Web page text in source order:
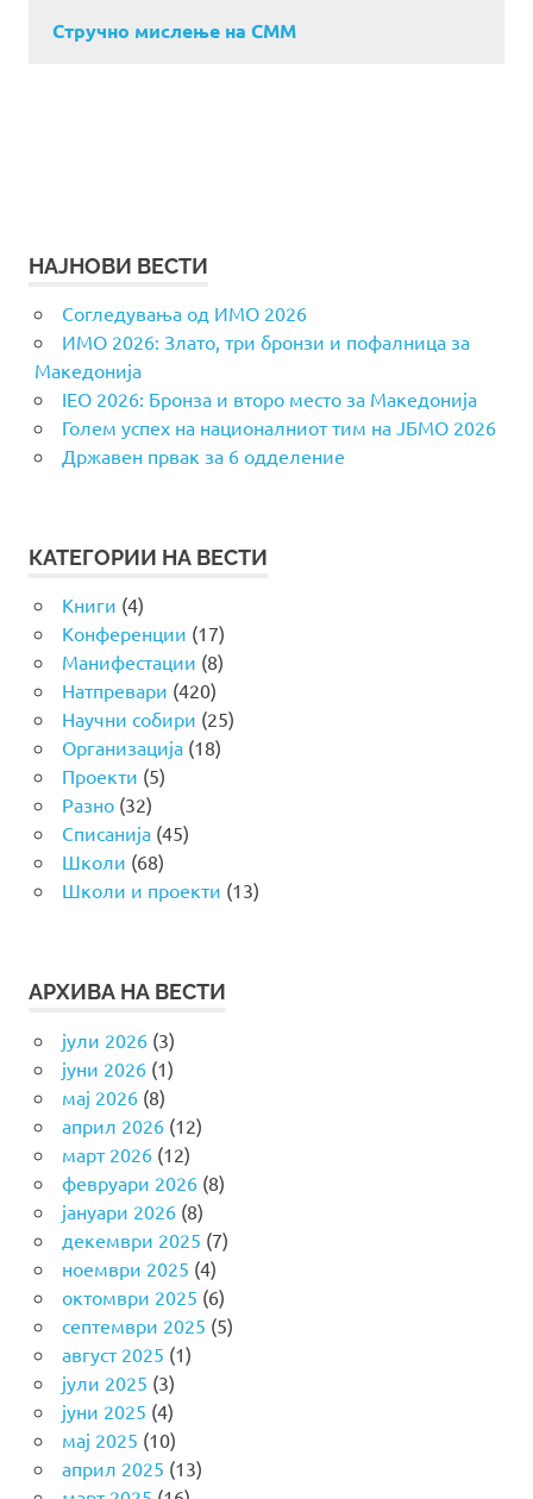
Стручно мислење на СММ
НАЈНОВИ ВЕСТИ
Согледувања од ИМО 2026
ИМО 2026: Злато, три бронзи и пофалница за
Македонија
IEO 2026: Бронза и второ место за Македонија
Голем успех на националниот тим на ЈБМО 2026
Државен првак за 6 одделение
КАТЕГОРИИ НА ВЕСТИ
Книги (4)
Конференции (17)
Манифестации (8)
Натпревари (420)
Научни собири (25)
Организација(18)
Проекти (5)
Разно(32)
Списанија(45)
Школи (68)
Школи и проекти (13)
АРХИВА НА ВЕСТИ
јули 2026(3)
јуни 2026(1)
мај 2026(8)
април 2026(12)
март 2026(12)
февруари 2026(8)
јануари 2026(8)
декември 2025 (7)
ноември 2025 (4)
октомври 2025 (6)
септември 2025 (5)
август 2025 (1)
јули 2025 (3)
јуни 2025 (4)
мај 2025 (10)
април 2025 (13)